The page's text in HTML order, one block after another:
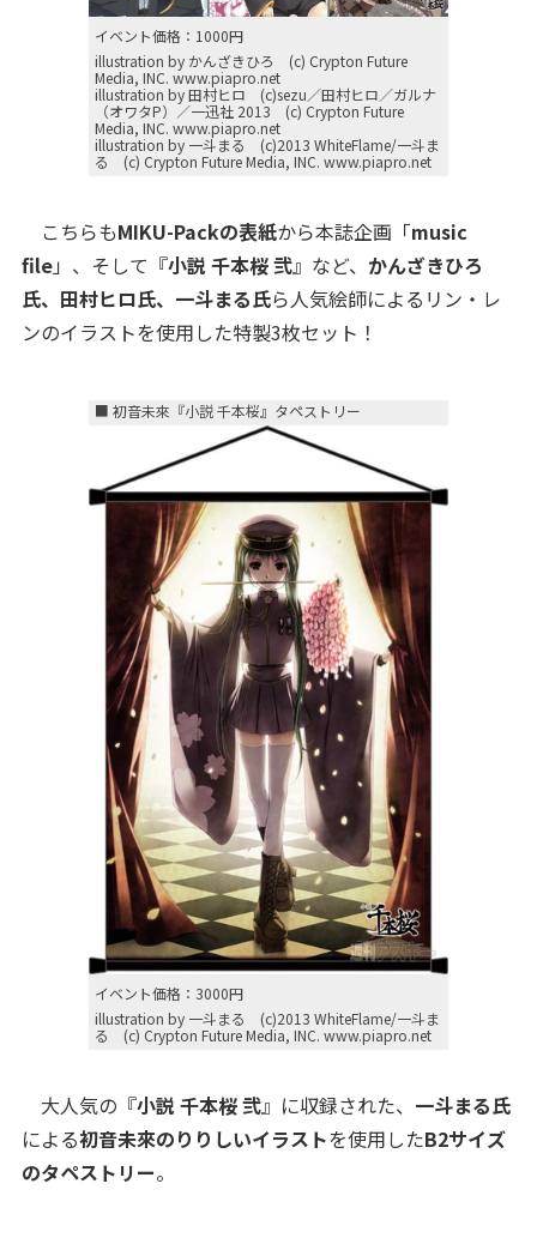
イベント価格：1000円
illustration by かんざきひろ (c) Crypton Future
Media, INC. www.piapro.net
illustration by 田村ヒロ (c)sezu／田村ヒロ／ガルナ
（オワタP）／一迅社 2013 (c) Crypton Future
Media, INC. www.piapro.net
illustration by 一斗まる (c)2013 WhiteFlame/一斗ま
る (c) Crypton Future Media, INC. www.piapro.net
こちらもMIKU-Packの表紙から本誌企画「music
file」、そして『小説 千本桜 弐』など、 かんざきひろ
氏、田村ヒロ氏、一斗まる氏ら人気絵師によるリン・レ
ンのイラストを使用した特製3枚セット！
■ 初音未來『小説 千本桜』タペストリー
イベント価格：3000円
illustration by 一斗まる (c)2013 WhiteFlame/一斗ま
る (c) Crypton Future Media, INC. www.piapro.net
大人気の『小説 千本桜 弐』に収録された、 一斗まる氏
による初音未來のりりしいイラストを使用したB2サイズ
のタペストリー。